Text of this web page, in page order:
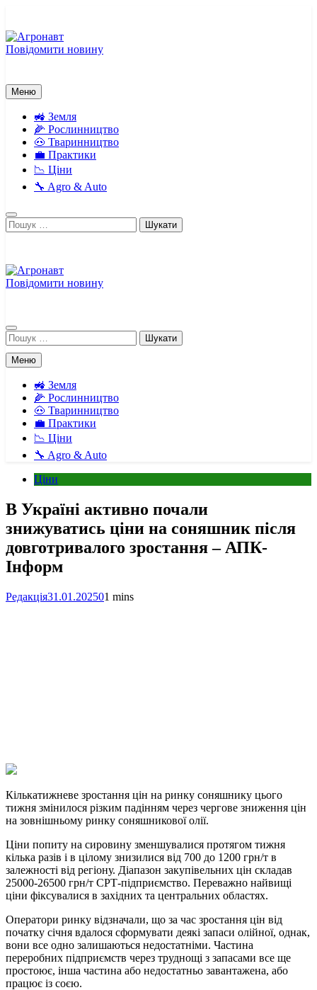
вмісту
Повідомити новину
Меню
🚜 Земля
🌽 Рослинництво
🐽 Тваринництво
💼 Практики
📉 Ціни
🔧 Agro & Auto
Пошук:
Повідомити новину
Пошук:
Меню
🚜 Земля
🌽 Рослинництво
🐽 Тваринництво
💼 Практики
📉 Ціни
🔧 Agro & Auto
Ціни
В Україні активно почали
знижуватись ціни на соняшник після
довготривалого зростання – АПК-
Інформ
Редакція31.01.202501 mins
Link
Print
Кількатижневе зростання цін на ринку соняшнику цього
тижня змінилося різким падінням через чергове зниження цін
на зовнішньому ринку соняшникової олії.
Ціни попиту на сировину зменшувалися протягом тижня
кілька разів і в цілому знизилися від 700 до 1200 грн/т в
залежності від регіону. Діапазон закупівельних цін складав
25000-26500 грн/т СРТ-підприємство. Переважно найвищі
ціни фіксувалися в західних та центральних областях.
Оператори ринку відзначали, що за час зростання цін від
початку січня вдалося сформувати деякі запаси олійної, однак,
вони все одно залишаються недостатніми. Частина
переробних підприємств через труднощі з запасами все ще
простоює, інша частина або недостатньо завантажена, або
працює із соєю.